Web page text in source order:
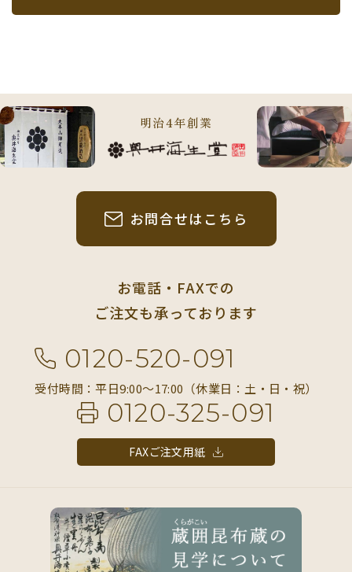
明治4年創業
お問合せはこちら
お電話・FAXでの
ご注文も承っております
0120-520-091
受付時間：平日9:00〜17:00（休業日：土・日・祝）
0120-325-091
FAXご注文用紙